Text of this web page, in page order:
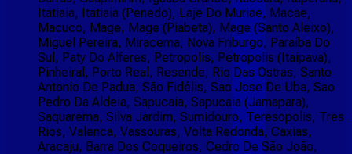
Itatiaia, Itatiaia (Penedo), Laje Do Muriae, Macae,
Macuco, Mage, Mage (Piabeta), Mage (Santo Aleixo),
Miguel Pereira, Miracema, Nova Friburgo, Paraíba Do
Sul, Paty Do Alferes, Petropolis, Petropolis (Itaipava),
Pinheiral, Porto Real, Resende, Rio Das Ostras, Santo
Antonio De Padua, São Fidélis, Sao Jose De Uba, Sao
Pedro Da Aldeia, Sapucaia, Sapucaia (Jamapara),
Saquarema, Silva Jardim, Sumidouro, Teresopolis, Tres
Rios, Valenca, Vassouras, Volta Redonda, Caxias,
Aracaju, Barra Dos Coqueiros, Cedro De São João,